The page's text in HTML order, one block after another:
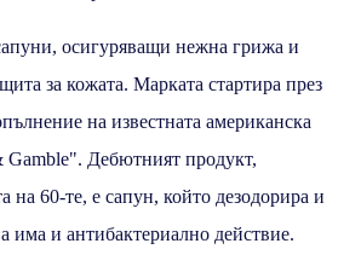
осигуряващи нежна грижа и
за кожата. Марката стартира през
на известната американска
Gamble". Дебютният продукт,
на 60-те, е сапун, който дезодорира и
има и антибактериално действие.